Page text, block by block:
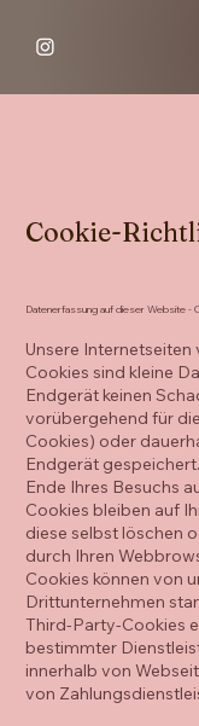
Cookie-
Datenerfassung auf dieser Website -
Unsere Internetseiten
Cookies sind kleine
Endgerät keinen
vorübergehend für
Cookies) oder
Endgerät
Ende Ihres Besuchs
Cookies bleiben auf
diese selbst löschen
durch Ihren
Cookies können von
Drittunternehmen
Third-Party-Cookies
bestimmter
innerhalb von
von